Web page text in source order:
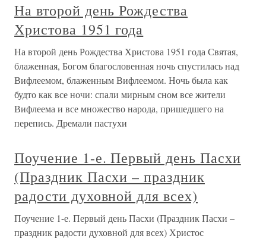
На второй день Рождества
Христова 1951 года
На второй день Рождества Христова 1951 года Святая,
блаженная, Богом благословенная ночь спустилась над
Вифлеемом, блаженным Вифлеемом. Ночь была как
будто как все ночи: спали мирным сном все жители
Вифлеема и все множество народа, пришедшего на
перепись. Дремали пастухи
Поучение 1-е. Первый день Пасхи
(Праздник Пасхи – праздник
радости духовной для всех)
Поучение 1-е. Первый день Пасхи (Праздник Пасхи –
праздник радости духовной для всех) Христос